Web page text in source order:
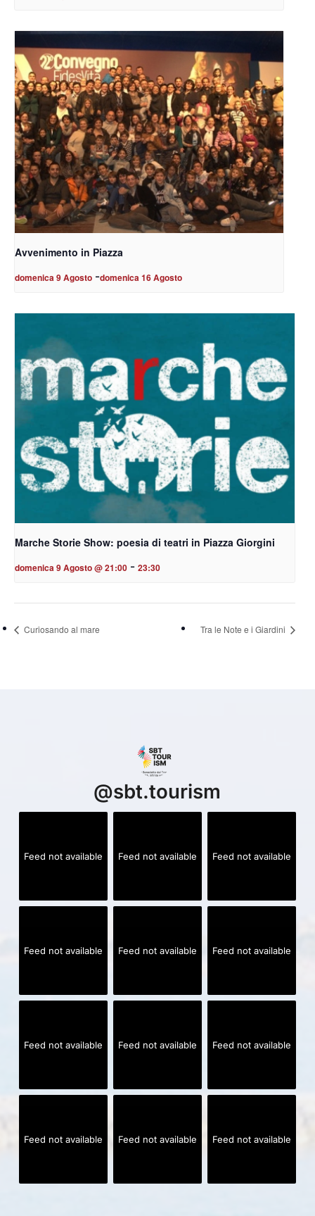
Avvenimento in Piazza
domenica 9 Agosto -domenica 16 Agosto
Marche Storie Show: poesia di teatri in Piazza Giorgini
domenica 9 Agosto @ 21:00 - 23:30
Curiosando al mare Tra le Note e i Giardini
@sbt.tourism
Feed not available Feed not available Feed not available
Feed not available Feed not available Feed not available
Feed not available Feed not available Feed not available
Feed not available Feed not available Feed not available